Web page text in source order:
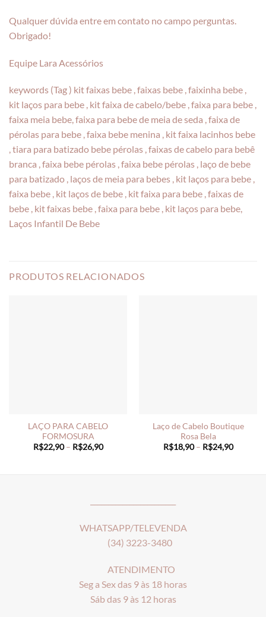
Qualquer dúvida entre em contato no campo perguntas.
Obrigado!
Equipe Lara Acessórios
keywords (Tag ) kit faixas bebe , faixas bebe , faixinha bebe ,
kit laços para bebe , kit faixa de cabelo/bebe , faixa para bebe ,
faixa meia bebe, faixa para bebe de meia de seda , faixa de
pérolas para bebe , faixa bebe menina , kit faixa lacinhos bebe
, tiara para batizado bebe pérolas , faixas de cabelo para bebê
branca , faixa bebe pérolas , faixa bebe pérolas , laço de bebe
para batizado , laços de meia para bebes , kit laços para bebe ,
faixa bebe , kit laços de bebe , kit faixa para bebe , faixas de
bebe , kit faixas bebe , faixa para bebe , kit laços para bebe,
Laços Infantil De Bebe
PRODUTOS RELACIONADOS
LAÇO PARA CABELO
FORMOSURA
R$22,90 – R$26,90Price
Laço de Cabelo Boutique
Rosa Bela
R$18,90 – R$24,90Price
WHATSAPP/TELEVENDA
(34) 3223-3480
ATENDIMENTO
Seg a Sex das 9 às 18 horas
Sáb das 9 às 12 horas